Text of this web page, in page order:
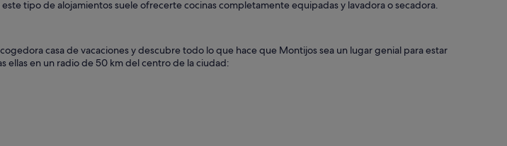
tipo de alojamientos suele ofrecerte cocinas completamente equipadas y lavadora o secadora.
casa de vacaciones y descubre todo lo que hace que Montijos sea un lugar genial para estar
ellas en un radio de 50 km del centro de la ciudad: